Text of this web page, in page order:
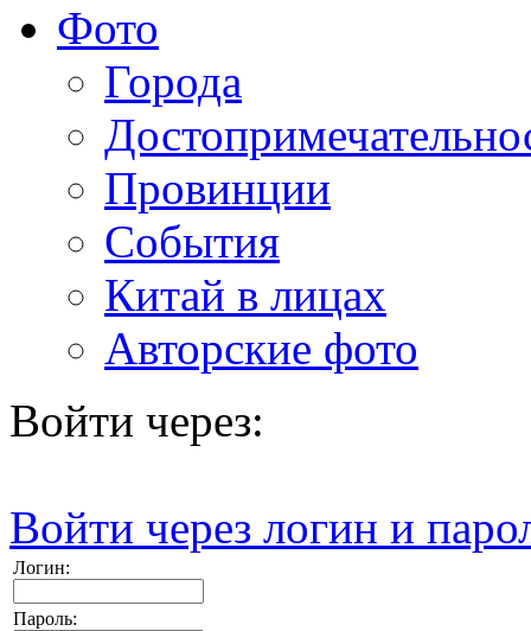
Фото
Города
Провинции
События
Китай в лицах
Авторские фото
Войти через:
Войти через логин и
Логин:
Пароль: